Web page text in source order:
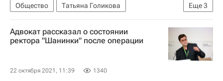
Еще3
Общество
Татьяна Голикова
Здоровье - Общество
Россия
Коронавирус в России
Адвокат рассказал о состоянии
ректора "Шанинки" после операции
22 октября 2021, 11:39 1340